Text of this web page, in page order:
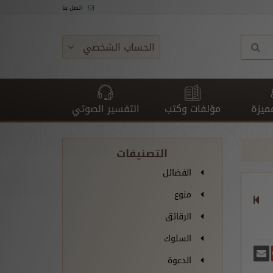
اتصل بنا
الحساب الشخصي
مؤلفات وكتب التفسير الصوتي
شارك على غوغل بلس
التصنيفات
الفضائل
منوع
الرقائق
السلوك
الدعوة